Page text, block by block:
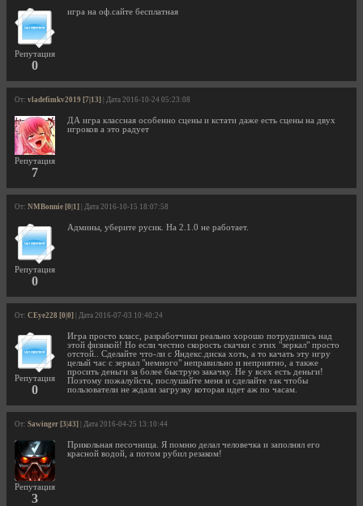
Репутация
0
игра на оф.сайте бесплатная
От: vladefimkv2019 [7|13] | Дата 2016-10-24 05:23:08
Репутация
7
ДА игра классная особенно сцены и кстати даже есть сцены на двух
игроков а это радует
От: NMBonnie [0|1] | Дата 2016-10-15 18:07:58
Репутация
0
Админы, уберите русик. На 2.1.0 не работает.
От: CEye228 [0|0] | Дата 2016-07-03 10:40:24
Репутация
0
Игра просто класс, разработчики реально хорошо потрудились над
этой физикой! Но если честно скорость скачки с этих "зеркал" просто
отстой.. Сделайте что-ли с Яндекс.диска хоть, а то качать эту игру
целый час с зеркал "немного" неправильно и неприятно, а также
просить деньги за более быструю закачку. Не у всех есть деньги!
Поэтому пожалуйста, послушайте меня и сделайте так чтобы
пользователи не ждали загрузку которая идет аж по часам.
От: Sawinger [3|43] | Дата 2016-04-25 13:10:44
Репутация
3
Прикольная песочница. Я помню делал человечка и заполнял его
красной водой, а потом рубил резаком!